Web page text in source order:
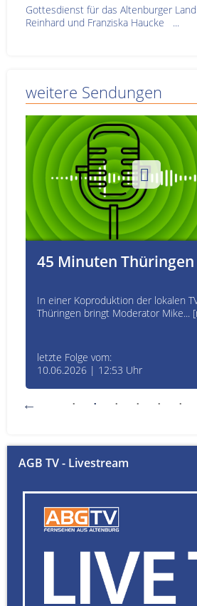
Gottesdienst für das Altenburger
Reinhard und Franziska Haucke ...
weitere Sendungen
45 Minuten Thüringen
In einer Koproduktion der lokalen
Thüringen bringt Moderator Mike...
letzte Folge vom:
10.06.2026 | 12:53 Uhr
AGB TV - Livestream